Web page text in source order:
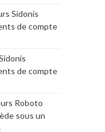
Sidonis
de compte
de compte
Roboto
sous un